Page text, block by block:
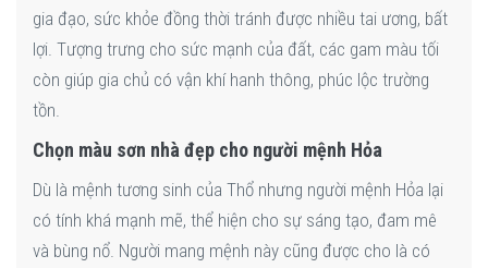
gia đạo, sức khỏe đồng thời tránh được nhiều tai ương, bất
lợi. Tượng trưng cho sức mạnh của đất, các gam màu tối
còn giúp gia chủ có vận khí hanh thông, phúc lộc trường
tồn.
Chọn màu sơn nhà đẹp cho người mệnh Hỏa
Dù là mệnh tương sinh của Thổ nhưng người mệnh Hỏa lại
có tính khá mạnh mẽ, thể hiện cho sự sáng tạo, đam mê
và bùng nổ. Người mang mệnh này cũng được cho là có